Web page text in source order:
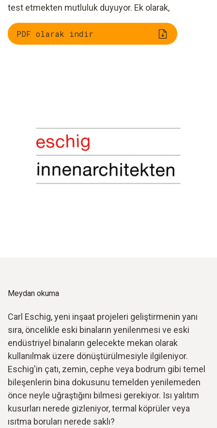
test etmekten mutluluk duyuyor. Ek olarak,
PDF olarak indir
Meydan okuma
Carl Eschig, yeni inşaat projeleri geliştirmenin yanı
sıra, öncelikle eski binaların yenilenmesi ve eski
endüstriyel binaların gelecekte mekan olarak
kullanılmak üzere dönüştürülmesiyle ilgileniyor.
Eschig'in çatı, zemin, cephe veya bodrum gibi temel
bileşenlerin bina dokusunu temelden yenilemeden
önce neyle uğraştığını bilmesi gerekiyor. Isı yalıtım
kusurları nerede gizleniyor, termal köprüler veya
ısıtma boruları nerede saklı?